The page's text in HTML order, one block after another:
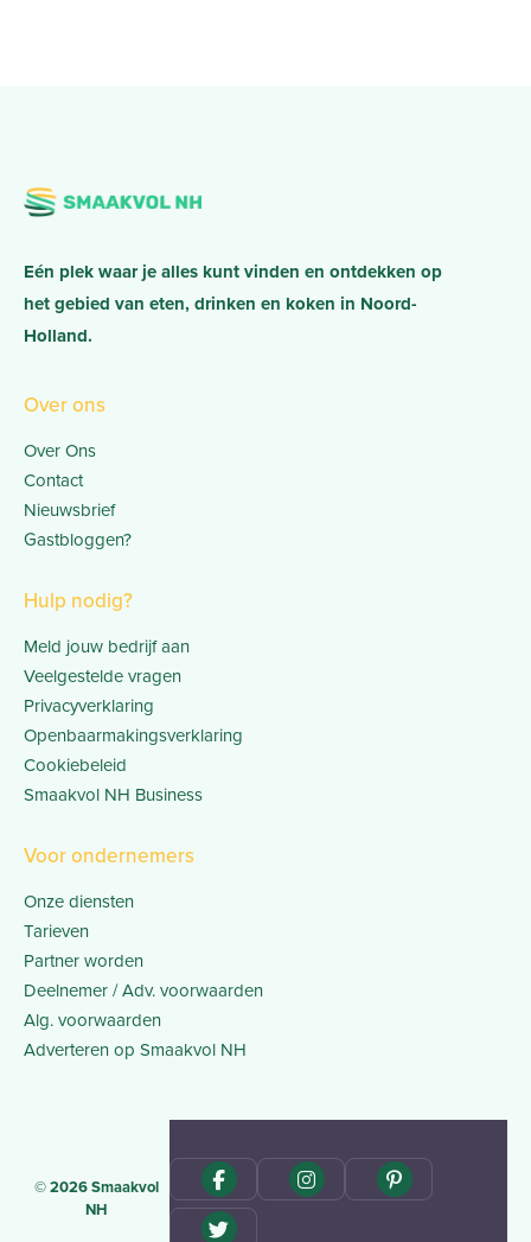
Eén plek waar je alles kunt vinden en ontdekken op
het gebied van eten, drinken en koken in Noord-
Holland.
Over ons
Over Ons
Contact
Nieuwsbrief
Gastbloggen?
Hulp nodig?
Meld jouw bedrijf aan
Veelgestelde vragen
Privacyverklaring
Openbaarmakingsverklaring
Cookiebeleid
Smaakvol NH Business
Voor ondernemers
Onze diensten
Tarieven
Partner worden
Deelnemer / Adv. voorwaarden
Alg. voorwaarden
Adverteren op Smaakvol NH
© 2026 Smaakvol
NH